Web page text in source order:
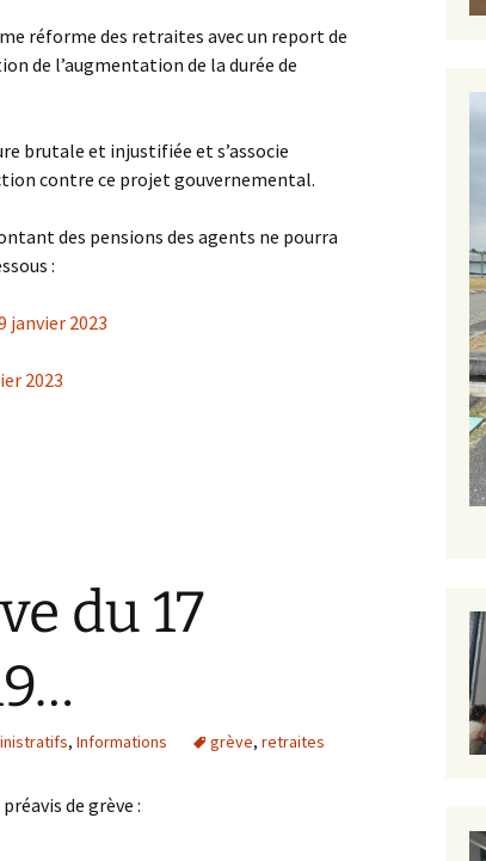
réforme des retraites avec un report de
de l’augmentation de la durée de
brutale et injustifiée et s’associe
contre ce projet gouvernemental.
des pensions des agents ne pourra
:
janvier 2023
2023
du 17
, Informations grève, retraites
de grève :